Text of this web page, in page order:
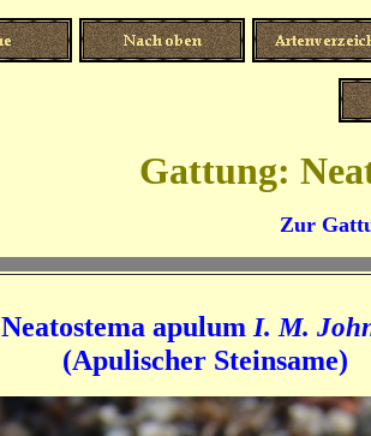
Gattung:
Zur
Neatostema apulum I. M.
(Apulischer Steinsame)